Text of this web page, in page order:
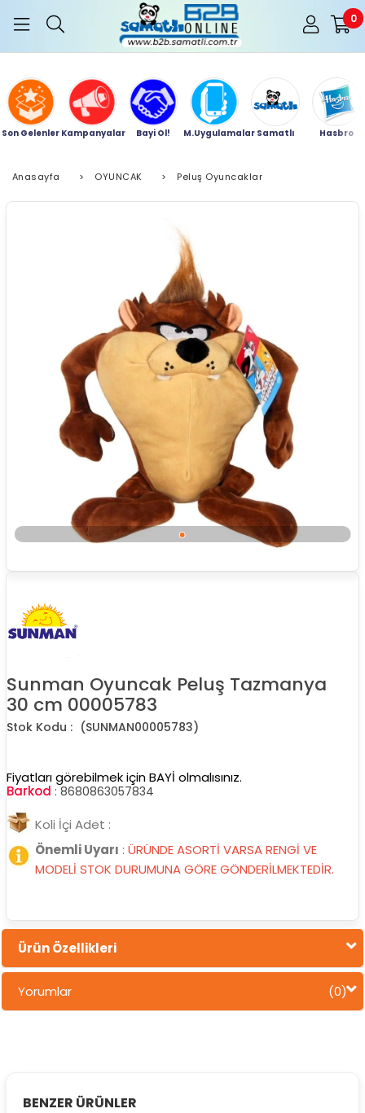
0
Son Gelenler Kampanyalar Bayi Ol! M.Uygulamalar Samatlı Hasbro
Anasayfa > OYUNCAK > Peluş Oyuncaklar
Sunman Oyuncak Peluş Tazmanya
30 cm 00005783
(SUNMAN00005783)
Fiyatları görebilmek için BAYİ olmalısınız.
Barkod : 8680863057834
Koli İçi Adet :
Önemli Uyarı : ÜRÜNDE ASORTİ VARSA RENGİ VE
MODELİ STOK DURUMUNA GÖRE GÖNDERİLMEKTEDİR.
Ürün Özellikleri
Yorumlar (0)
BENZER ÜRÜNLER